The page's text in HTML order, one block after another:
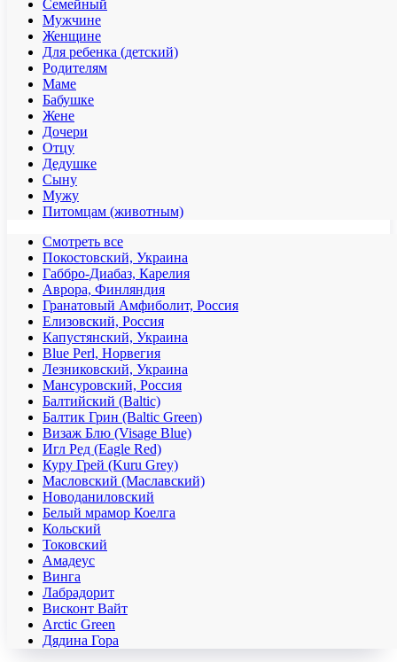
Семейный
Мужчине
Женщине
Для ребенка (детский)
Родителям
Маме
Бабушке
Жене
Дочери
Отцу
Дедушке
Сыну
Мужу
Питомцам (животным)
Смотреть все
Покостовский, Украина
Габбро-Диабаз, Карелия
Аврора, Финляндия
Гранатовый Амфиболит, Россия
Елизовский, Россия
Капустянский, Украина
Blue Perl, Норвегия
Лезниковский, Украина
Мансуровский, Россия
Балтийский (Baltic)
Балтик Грин (Baltic Green)
Визаж Блю (Visage Blue)
Игл Ред (Eagle Red)
Куру Грей (Kuru Grey)
Масловский (Маславский)
Новоданиловский
Белый мрамор Коелга
Кольский
Токовский
Амадеус
Винга
Лабрадорит
Висконт Вайт
Аrctic Green
Дядина Гора